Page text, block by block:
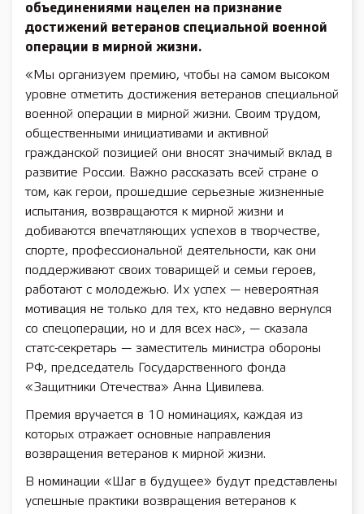
объединениями нацелен на признание
достижений ветеранов специальной военной
операции в мирной жизни.
«Мы организуем премию, чтобы на самом высоком
уровне отметить достижения ветеранов специальной
военной операции в мирной жизни. Своим трудом,
общественными инициативами и активной
гражданской позицией они вносят значимый вклад в
развитие России. Важно рассказать всей стране о
том, как герои, прошедшие серьезные жизненные
испытания, возвращаются к мирной жизни и
добиваются впечатляющих успехов в творчестве,
спорте, профессиональной деятельности, как они
поддерживают своих товарищей и семьи героев,
работают с молодежью. Их успех — невероятная
мотивация не только для тех, кто недавно вернулся
со спецоперации, но и для всех нас», — сказала
статс-секретарь — заместитель министра обороны
РФ, председатель Государственного фонда
«Защитники Отечества» Анна Цивилева.
Премия вручается в 10 номинациях, каждая из
которых отражает основные направления
возвращения ветеранов к мирной жизни.
В номинации «Шаг в будущее» будут представлены
успешные практики возвращения ветеранов к